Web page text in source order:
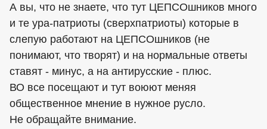
А вы, что не знаете, что тут ЦЕПСОшников много
и те ура-патриоты (сверхпатриоты) которые в
слепую работают на ЦЕПСОшников (не
понимают, что творят) и на нормальные ответы
ставят - минус, а на антирусские - плюс.
ВО все посещают и тут воюют меняя
общественное мнение в нужное русло.
Не обращайте внимание.